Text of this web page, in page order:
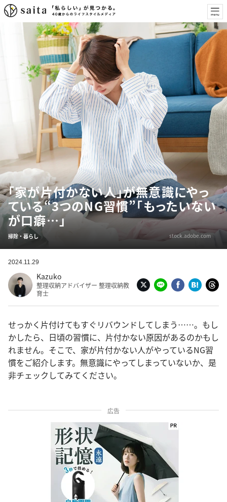
「家が片付かない人」が無意識にやっ
ている“3つのNG習慣”「もったいない
が口癖…」
掃除・暮らし stock.adobe.com
2024.11.29
Kazuko
整理収納アドバイザー 整理収納教
育士
せっかく片付けてもすぐリバウンドしてしまう……。もし
かしたら、日頃の習慣に、片付かない原因があるのかもし
れません。そこで、家が片付かない人がやっているNG習
慣をご紹介します。無意識にやってしまっていないか、是
非チェックしてみてください。
広告